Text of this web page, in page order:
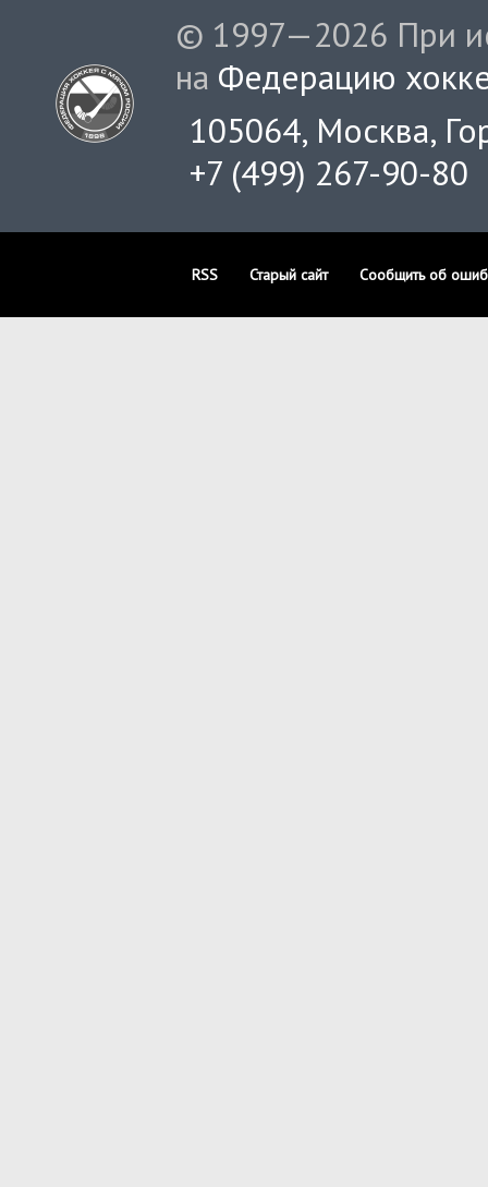
© 1997—2026 При
на Федерацию
105064, Москва,
+7 (499) 267-90-80
RSS Старый сайт Сообщить об